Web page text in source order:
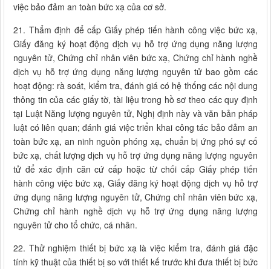
việc bảo đảm an toàn bức xạ của cơ sở.
21. Thẩm định để cấp Giấy phép tiến hành công việc bức xạ,
Giấy đăng ký hoạt động dịch vụ hỗ trợ ứng dụng năng lượng
nguyên tử, Chứng chỉ nhân viên bức xạ, Chứng chỉ hành nghề
dịch vụ hỗ trợ ứng dụng năng lượng nguyên tử bao gồm các
hoạt động: rà soát, kiểm tra, đánh giá có hệ thống các nội dung
thông tin của các giấy tờ, tài liệu trong hồ sơ theo các quy định
tại Luật Năng lượng nguyên tử, Nghị định này và văn bản pháp
luật có liên quan; đánh giá việc triển khai công tác bảo đảm an
toàn bức xạ, an ninh nguồn phóng xạ, chuẩn bị ứng phó sự cố
bức xạ, chất lượng dịch vụ hỗ trợ ứng dụng năng lượng nguyên
tử để xác định căn cứ cấp hoặc từ chối cấp Giấy phép tiến
hành công việc bức xạ, Giấy đăng ký hoạt động dịch vụ hỗ trợ
ứng dụng năng lượng nguyên tử, Chứng chỉ nhân viên bức xạ,
Chứng chỉ hành nghề dịch vụ hỗ trợ ứng dụng năng lượng
nguyên tử cho tổ chức, cá nhân.
22. Thử nghiệm thiết bị bức xạ là việc kiểm tra, đánh giá đặc
tính kỹ thuật của thiết bị so với thiết kế trước khi đưa thiết bị bức